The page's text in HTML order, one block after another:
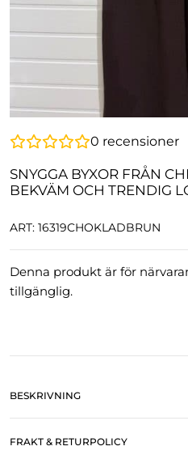
0 recensioner
SNYGGA BYXOR FRÅN
BEKVÄM OCH TRENDIG
ART: 16319CHOKLADBRUN
Denna produkt är för
tillgänglig.
BESKRIVNING
FRAKT & RETURPOLICY